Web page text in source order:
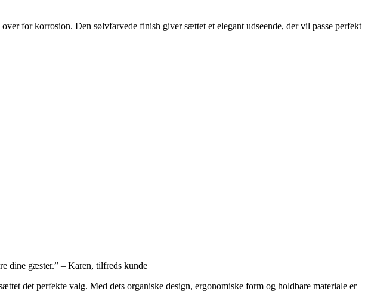
for korrosion. Den sølvfarvede finish giver sættet et elegant udseende, der vil passe perfekt
dine gæster.” – Karen, tilfreds kunde
det perfekte valg. Med dets organiske design, ergonomiske form og holdbare materiale er